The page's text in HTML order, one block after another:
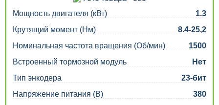
Мощность двигателя (кВт)
1.3
Крутящий момент (Нм)
8.4-25,2
Номинальная частота вращения (Об/мин)
1500
Встроенный тормозной модуль
Нет
Тип энкодера
23-бит
Напряжение питания (В)
380